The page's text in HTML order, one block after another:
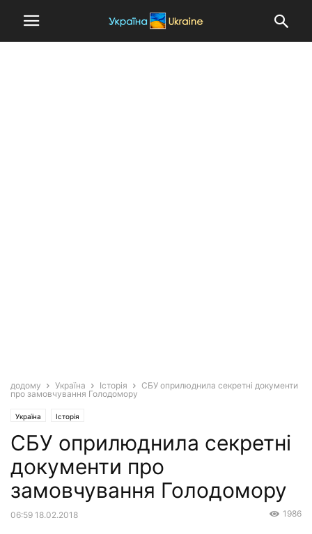
додому Україна Історія
СБУ оприлюднила секретні документи
про замовчування Голодомору
Україна Історія
СБУ оприлюднила секретні
документи про
замовчування Голодомору
06:59 18.02.2018 1986